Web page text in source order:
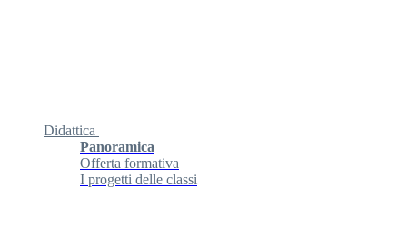
Didattica
Panoramica
Offerta formativa
I progetti delle classi